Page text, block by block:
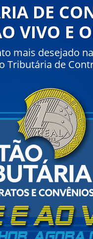
DE
VIVO E
mais desejado
Tributária de